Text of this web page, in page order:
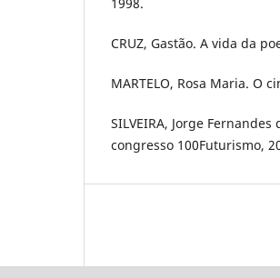
CRUZ, Gastão. A vida da
MARTELO, Rosa Maria. O
SILVEIRA, Jorge
congresso 100Futurismo,